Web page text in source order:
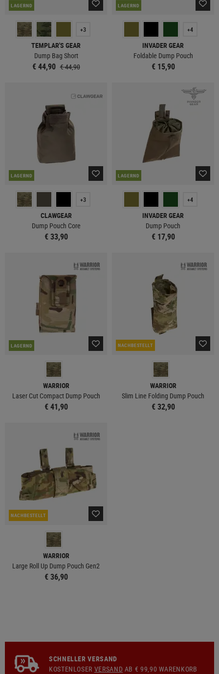
LAGERND
+3
TEMPLAR'S GEAR
Dump Bag Short
€ 44,90 € 44,90
LAGERND
+4
INVADER GEAR
Foldable Dump Pouch
€ 15,90
LAGERND
+3
CLAWGEAR
Dump Pouch Core
€ 33,90
LAGERND
+4
INVADER GEAR
Dump Pouch
€ 17,90
LAGERND
WARRIOR
Laser Cut Compact Dump Pouch
€ 41,90
NACHBESTELLT
WARRIOR
Slim Line Folding Dump Pouch
€ 32,90
NACHBESTELLT
WARRIOR
Large Roll Up Dump Pouch Gen2
€ 36,90
SCHNELLER VERSAND
KOSTENLOSER VERSAND AB € 99,90 WARENKORB